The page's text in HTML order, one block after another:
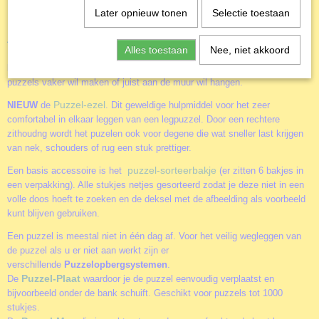
Accessoires
Door het gebruik van de diverse accessoires kun je het puzzelen nog
leuker maken. Of je nu alleen of samen aan een puzzel werkt. Of je
puzzels vaker wil maken of juist aan de muur wil hangen.
NIEUW de Puzzel-ezel. Dit geweldige hulpmiddel voor het zeer
comfortabel in elkaar leggen van een legpuzzel. Door een rechtere
zithoudng wordt het puzelen ook voor degene die wat sneller last krijgen
van nek, schouders of rug een stuk prettiger.
Een basis accessoire is het puzzel-sorteerbakje (er zitten 6 bakjes in
een verpakking). Alle stukjes netjes gesorteerd zodat je deze niet in een
volle doos hoeft te zoeken en de deksel met de afbeelding als voorbeeld
kunt blijven gebruiken.
Een puzzel is meestal niet in één dag af. Voor het veilig wegleggen van
de puzzel als u er niet aan werkt zijn er
verschillende Puzzelopbergsystemen.
De Puzzel-Plaat waardoor je de puzzel eenvoudig verplaatst en
bijvoorbeeld onder de bank schuift. Geschikt voor puzzels tot 1000
stukjes.
Later opnieuw tonen Selectie toestaan
Alles toestaan Nee, niet akkoord